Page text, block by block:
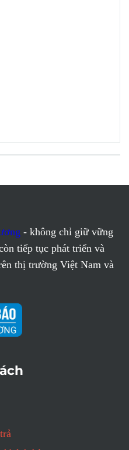
- không chỉ giữ vững
tiếp tục phát triển và
thị trường Việt Nam và